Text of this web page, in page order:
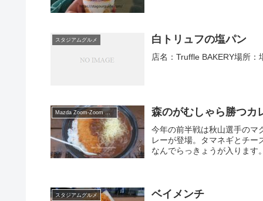
スタジアムグルメ 白トリュフの塩パン
店名：Truffle BAKERY場所
Mazda Zoom-Zoom スタジアム広島 森のがむしゃら勝つカ
今年の前半戦は秋山選手のマ
レーが登場。タマネギとチ
なんでらっきょうが入ります
スタジアムグルメ ベイメンチ